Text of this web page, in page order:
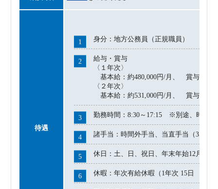
待遇
身分：地方公務員（正規職員）
給与・賞与
〈１年次〉
基本給：約480,000円/月、 賞与：約
〈２年次〉
基本給：約531,000円/月、 賞与：約
勤務時間：8:30～17:15 ※別途、時間外
諸手当：時間外手当、当直手当（
休日：土、日、祝日、年末年始12月29日
休暇：年次有給休暇（1年次 15日 2年